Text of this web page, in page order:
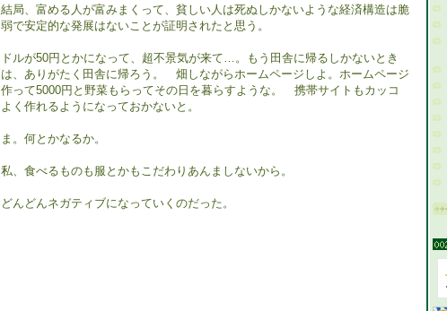
結局、富める人が富みまくって、貧しい人は死ぬしかないような経済構造は脆
弱で安定的な発展はないことが証明されたと思う。
ドルが50円とかになって、超不景気が来て…。もう田舎に帰るしかないとき
は、ありがたく田舎に帰ろう。 畑しながらホームページしよ。ホームページ
作って5000円と野菜もらってその日を暮らすような。 携帯サイトもカッコ
よく作れるようになっておかないと。
ま。何とかなるか。
私、食べるものも服とかもこだわりあんましないから。
どんどんネガティブになっていくのだった。